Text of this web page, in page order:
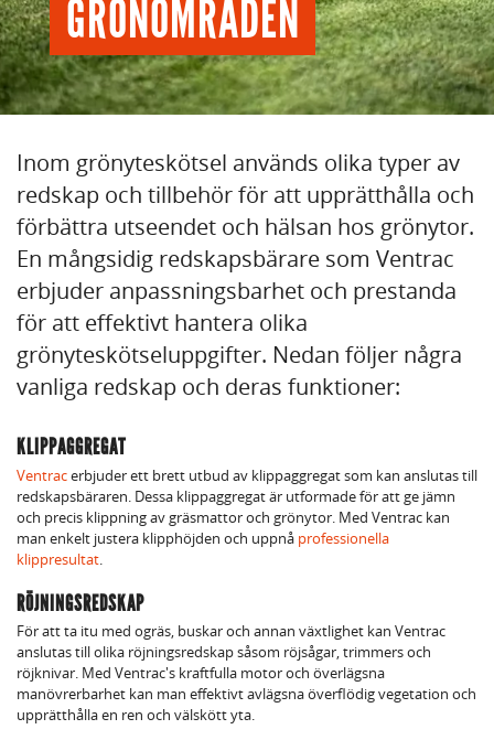
GRÖNOMRÅDEN
Inom grönyteskötsel används olika typer av
redskap och tillbehör för att upprätthålla och
förbättra utseendet och hälsan hos grönytor.
En mångsidig redskapsbärare som Ventrac
erbjuder anpassningsbarhet och prestanda
för att effektivt hantera olika
grönyteskötseluppgifter. Nedan följer några
vanliga redskap och deras funktioner:
KLIPPAGGREGAT
Ventracerbjuder ett brett utbud av klippaggregat som kan anslutas till
redskapsbäraren. Dessa klippaggregat är utformade för att ge jämn
och precis klippning av gräsmattor och grönytor. Med Ventrac kan
man enkelt justera klipphöjden och uppnå professionella
klippresultat.
RÖJNINGSREDSKAP
För att ta itu med ogräs, buskar och annan växtlighet kan Ventrac
anslutas till olika röjningsredskap såsom röjsågar, trimmers och
röjknivar. Med Ventrac's kraftfulla motor och överlägsna
manövrerbarhet kan man effektivt avlägsna överflödig vegetation och
upprätthålla en ren och välskött yta.